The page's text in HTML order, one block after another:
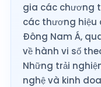
gia các chương
các thương hiệu
Đông Nam Á,
về hành vi số
Những trải
nghệ và kinh